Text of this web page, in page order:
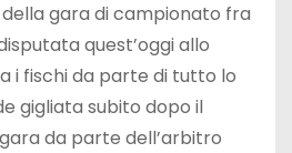
gara di campionato fra
quest’oggi allo
i fischi da parte di tutto lo
gigliata subito dopo il
da parte dell’arbitro